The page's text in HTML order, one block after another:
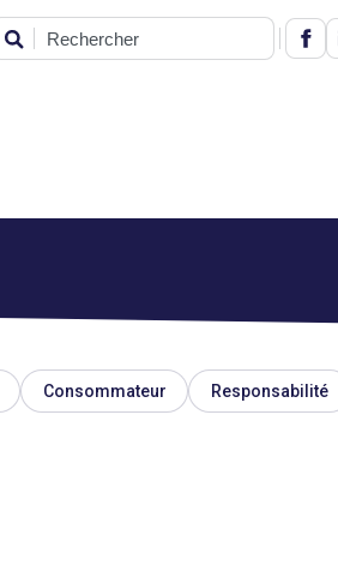
Rechercher
Consommateur Responsabilité